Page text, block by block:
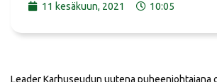
11 kesäkuun, 2021 10:05
Leader Karhuseudun uutena puheenjohtajana